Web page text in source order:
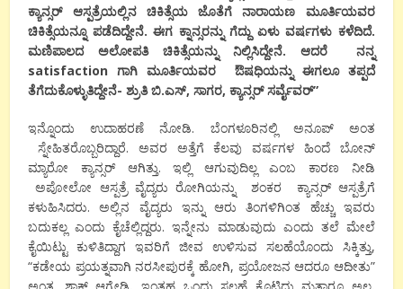
ಕ್ಯಾನ್ಸರ್ ಆಸ್ಪತ್ರೆಯಲ್ಲಿನ ಚಿಕಿತ್ಸೆಯ ಜೊತೆಗೆ ನಾರಾಯಣ ಮೂರ್ತಿಯವರ
ಚಿಕಿತ್ಸೆಯನ್ನೂ ಪಡೆದಿದ್ದೇನೆ. ಈಗ ಕ್ನಾನ್ಸರನ್ನು ಗೆದ್ದು ಏಳು ವರ್ಷಗಳು ಕಳೆದಿದೆ.
ಮಣಿಪಾಲದ ಅಲೋಪತಿ ಚಿಕಿತ್ಸೆಯನ್ನು ನಿಲ್ಲಿಸಿದ್ದೇನೆ. ಆದರೆ ನನ್ನ
satisfaction ಗಾಗಿ ಮೂರ್ತಿಯವರ ಔಷಧಿಯನ್ನು ಈಗಲೂ ತಪ್ಪದೆ
ತೆಗೆದುಕೊಳ್ಳುತಿದ್ದೇನೆ- ಶ್ರುತಿ ಬಿ.ಎಸ್, ಸಾಗರ, ಕ್ಯಾನ್ಸರ್ ಸರ್ವೈವರ್”
ಇನ್ನೊಂದು ಉದಾಹರಣೆ ನೋಡಿ. ಬೆಂಗಳೂರಿನಲ್ಲಿ ಅನೂಪ್ ಅಂತ
ಸ್ನೇಹಿತರೊಬ್ಬರಿದ್ದಾರೆ. ಅವರ ಅತ್ತೆಗೆ ಕೆಲವು ವರ್ಷಗಳ ಹಿಂದೆ ಬೋನ್
ಮ್ಯಾರೋ ಕ್ಯಾನ್ಸರ್ ಆಗಿತ್ತು. ಇಲ್ಲಿ ಆಗುವುದಿಲ್ಲ ಎಂಬ ಕಾರಣ ನೀಡಿ
ಅಪೋಲೋ ಆಸ್ಪತ್ರೆ ವೈದ್ಯರು ರೋಗಿಯನ್ನು ಶಂಕರ ಕ್ಯಾನ್ಸರ್ ಆಸ್ಪತ್ರೆಗೆ
ಕಳುಹಿಸಿದರು. ಅಲ್ಲಿನ ವೈದ್ಯರು ಇನ್ನು ಆರು ತಿಂಗಳಿಗಿಂತ ಹೆಚ್ಚು ಇವರು
ಬದುಕಲ್ಲ ಎಂದು ಕೈಚೆಲ್ಲಿದ್ದರು. ಇನ್ನೇನು ಮಾಡುವುದು ಎಂದು ತಲೆ ಮೇಲೆ
ಕೈಯಿಟ್ಟು ಕುಳಿತಿದ್ದಾಗ ಇವರಿಗೆ ಜೀವ ಉಳಿಸುವ ಸಲಹೆಯೊಂದು ಸಿಕ್ಕಿತ್ತು,
“ಕಡೇಯ ಪ್ರಯತ್ನವಾಗಿ ನರಸೀಪುರಕ್ಕೆ ಹೋಗಿ, ಪ್ರಯೋಜನ ಆದರೂ ಆದೀತು”